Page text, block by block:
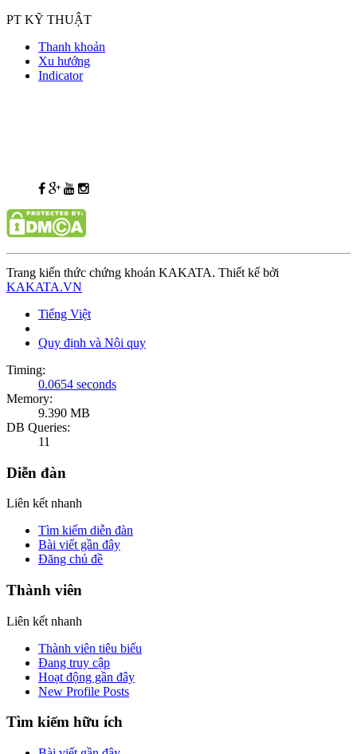
PT KỸ THUẬT
Thanh khoản
Xu hướng
Indicator
Trang kiến thức chứng khoán KAKATA. Thiết kế bởi
KAKATA.VN
Tiếng Việt
Quy định và Nội quy
Timing:
0.0654 seconds
Memory:
9.390 MB
DB Queries:
11
Diễn đàn
Liên kết nhanh
Tìm kiếm diễn đàn
Bài viết gần đây
Đăng chủ đề
Thành viên
Liên kết nhanh
Thành viên tiêu biểu
Đang truy cập
Hoạt động gần đây
New Profile Posts
Tìm kiếm hữu ích